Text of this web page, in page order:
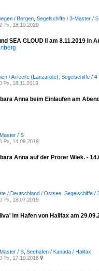
/ Bergen Segelschiffe / 3-Master / S
Px, 18.10.2020
SEA CLOUD II am 8.11.2019 in
/ Arrecife (Lanzarote) Segelschiffe /
Px, 18.11.2019
Anna beim Einlaufen am
/ S
Px, 14.09.2019
Anna auf der Prorer Wiek. -
/ Deutschland / Ostsee Segelschiffe /
Px, 18.07.2019
im Hafen von Halifax am
/ S Seehäfen / Kanada / Halifax
Px, 17.10.2018 